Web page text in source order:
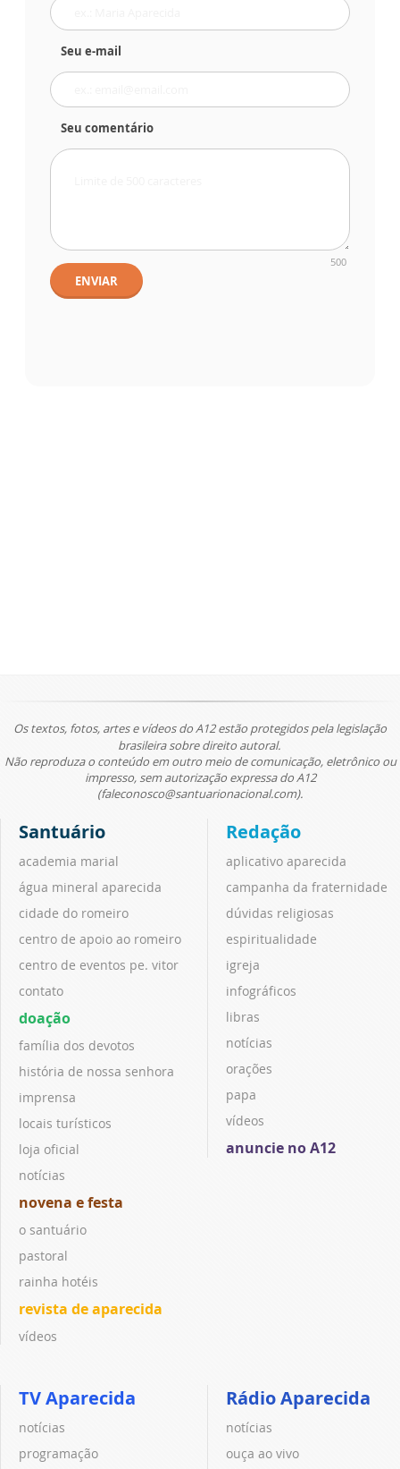
Seu e-mail
Seu comentário
500
ENVIAR
Os textos, fotos, artes e vídeos do A12 estão protegidos pela legislação
brasileira sobre direito autoral.
Não reproduza o conteúdo em outro meio de comunicação, eletrônico ou
impresso, sem autorização expressa do A12
(faleconosco@santuarionacional.com).
Santuário
academia marial
água mineral aparecida
cidade do romeiro
centro de apoio ao romeiro
centro de eventos pe. vitor
contato
doação
família dos devotos
história de nossa senhora
imprensa
locais turísticos
loja oficial
notícias
novena e festa
o santuário
pastoral
rainha hotéis
revista de aparecida
vídeos
Redação
aplicativo aparecida
campanha da fraternidade
dúvidas religiosas
espiritualidade
igreja
infográficos
libras
notícias
orações
papa
vídeos
anuncie no A12
TV Aparecida
notícias
programação
Rádio Aparecida
notícias
ouça ao vivo